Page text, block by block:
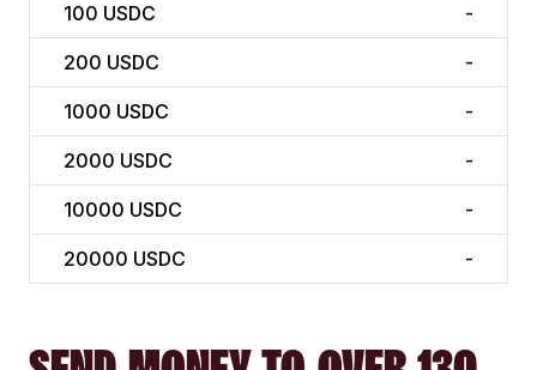
100 USDC -
200 USDC -
1000 USDC -
2000 USDC -
10000 USDC -
20000 USDC -